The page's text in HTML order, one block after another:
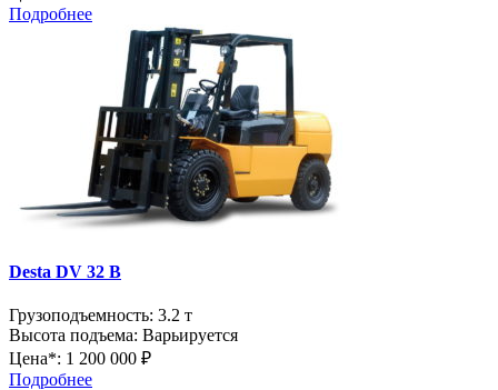
Подробнее
Desta DV 32 B
Грузоподъемность: 3.2 т
Высота подъема: Варьируется
Цена*: 1 200 000 ₽
Подробнее